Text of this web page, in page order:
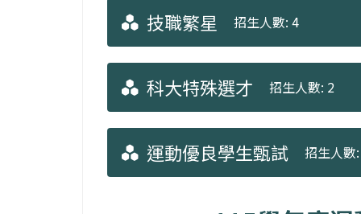
技職繁星 招生人數: 4
科大特殊選才 招生人數: 2
運動優良學生甄試 招生人數